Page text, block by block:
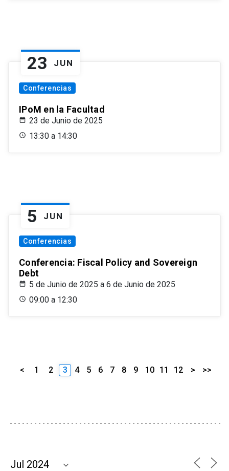
23 JUN
Conferencias
IPoM en la Facultad
23 de Junio de 2025
13:30 a 14:30
5 JUN
Conferencias
Conferencia: Fiscal Policy and Sovereign
Debt
5 de Junio de 2025 a 6 de Junio de 2025
09:00 a 12:30
< 1 2 3 4 5 6 7 8 9 10 11 12 > >>